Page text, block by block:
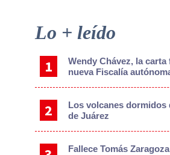
Primary
Sidebar
Lo + leído
Wendy Chávez, la carta
nueva Fiscalía
Los volcanes dormidos
de Juárez
Fallece Tomás